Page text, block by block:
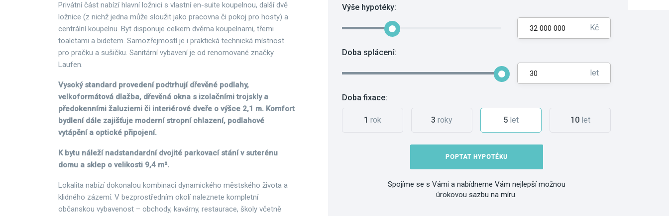
Výše hypotéky:
Kč
Doba splácení:
let
Doba fixace:
1 rok 3 roky 5 let 10let
POPTAT HYPOTÉKU
Spojíme se s Vámi a nabídneme Vám nejlepší možnou
úrokovou sazbu na míru.
Privátní část nabízí hlavní ložnici s vlastní en-suite koupelnou, další dvě
ložnice (z nichž jedna může sloužit jako pracovna či pokoj pro hosty) a
centrální koupelnu. Byt disponuje celkem dvěma koupelnami, třemi
toaletami a bidetem. Samozřejmostí je i praktická technická místnost
pro pračku a sušičku. Sanitární vybavení je od renomované značky
Laufen.
Vysoký standard provedení podtrhují dřevěné podlahy,
velkoformátová dlažba, dřevěná okna s izolačními trojskly a
předokenními žaluziemi či interiérové dveře o výšce 2,1 m. Komfort
bydlení dále zajišťuje moderní stropní chlazení, podlahové
vytápění a optické připojení.
K bytu náleží nadstandardní dvojité parkovací stání v suterénu
domu a sklep o velikosti 9,4 m².
Lokalita nabízí dokonalou kombinaci dynamického městského života a
klidného zázemí. V bezprostředním okolí naleznete kompletní
občanskou vybavenost – obchody, kavárny, restaurace, školy včetně